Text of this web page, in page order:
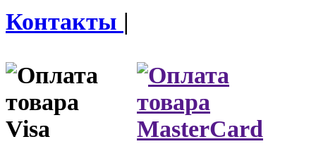
Контакты |